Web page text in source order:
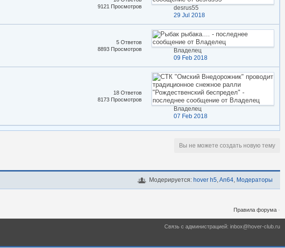
9121 Просмотров
desrus55
29 Jul 2018
5 Ответов
8893 Просмотров
Владелец
09 Feb 2018
18 Ответов
8173 Просмотров
Владелец
07 Feb 2018
Вы не можете создать новую тему
Модерируется: hover h5,An64, Модераторы
Правила форума ·
Связь с администрацией: inbox@hover-club.ru